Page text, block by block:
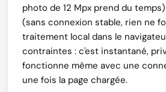
photo de 12 Mpx prend du
(sans connexion stable, rien ne
traitement local dans le
contraintes : c'est instantané,
fonctionne même avec une
une fois la page chargée.